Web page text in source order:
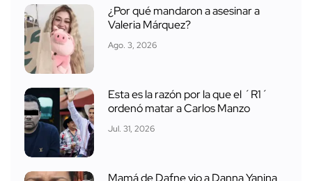
¿Por qué mandaron a asesinar a
Valeria Márquez?
Ago. 3, 2026
Esta es la razón por la que el ´R1´
ordenó matar a Carlos Manzo
Jul. 31, 2026